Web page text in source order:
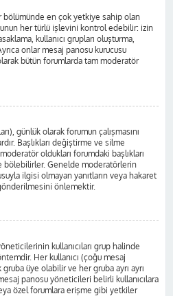
bölümünde en çok yetkiye sahip olan
her türlü işlevini kontrol edebilir: izin
kullanıcı grupları oluşturma,
onlar mesaj panosu kurucusu
bütün forumlarda tam moderatör
günlük olarak forumun çalışmasını
Başlıkları değiştirme ve silme
oldukları forumdaki başlıkları
bölebilirler. Genelde moderatörlerin
ilgisi olmayan yanıtların veya hakaret
önlemektir.
kullanıcıları grup halinde
Her kullanıcı (çoğu mesaj
üye olabilir ve her gruba ayrı ayrı
panosu yöneticileri belirli kullanıcılara
özel forumlara erişme gibi yetkiler